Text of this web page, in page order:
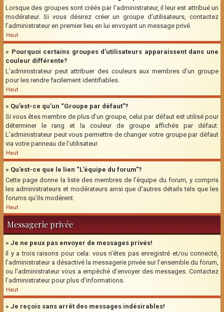
Lorsque des groupes sont créés par l’administrateur, il leur est attribué un
modérateur. Si vous désirez créer un groupe d’utilisateurs, contactez
l’administrateur en premier lieu en lui envoyant un message privé.
Haut
» Pourquoi certains groupes d’utilisateurs apparaissent dans une
couleur différente?
L’administrateur peut attribuer des couleurs aux membres d’un groupe
pour les rendre facilement identifiables.
Haut
» Qu’est-ce qu’un “Groupe par défaut”?
Si vous êtes membre de plus d’un groupe, celui par défaut est utilisé pour
déterminer le rang et la couleur de groupe affichés par défaut.
L’administrateur peut vous permettre de changer votre groupe par défaut
via votre panneau de l’utilisateur.
Haut
» Qu’est-ce que le lien “L’équipe du forum”?
Cette page donne la liste des membres de l’équipe du forum, y compris
les administrateurs et modérateurs ainsi que d’autres détails tels que les
forums qu’ils modèrent.
Haut
Messagerie privée
» Je ne peux pas envoyer de messages privés!
Il y a trois raisons pour cela: vous n’êtes pas enregistré et/ou connecté,
l’administrateur a désactivé la messagerie privée sur l’ensemble du forum,
ou l’administrateur vous a empêché d’envoyer des messages. Contactez
l’administrateur pour plus d’informations.
Haut
» Je reçois sans arrêt des messages indésirables!